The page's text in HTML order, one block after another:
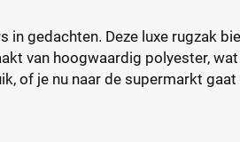
gedachten. Deze luxe rugzak
van hoogwaardig polyester,
of je nu naar de supermarkt